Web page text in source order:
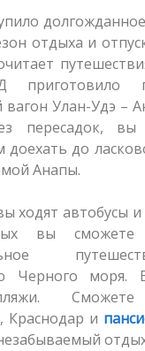
отдыха и
приготовило
Улан-Удэ –
пересадок,
до
Анапы.
ходят автобусы и
вы сможете
Черного моря.
Сможете
Краснодар и